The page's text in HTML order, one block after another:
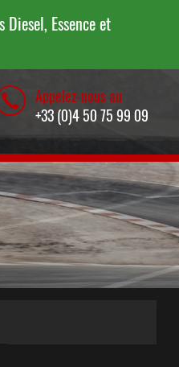
Essence et
Appelez-nous au
+33 (0)4 50 75 99 09